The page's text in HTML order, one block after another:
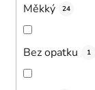
Měkký 24
Bez opatku 1